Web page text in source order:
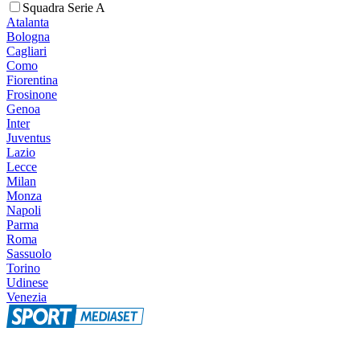
Squadra Serie A
Atalanta
Bologna
Cagliari
Como
Fiorentina
Frosinone
Genoa
Inter
Juventus
Lazio
Lecce
Milan
Monza
Napoli
Parma
Roma
Sassuolo
Torino
Udinese
Venezia